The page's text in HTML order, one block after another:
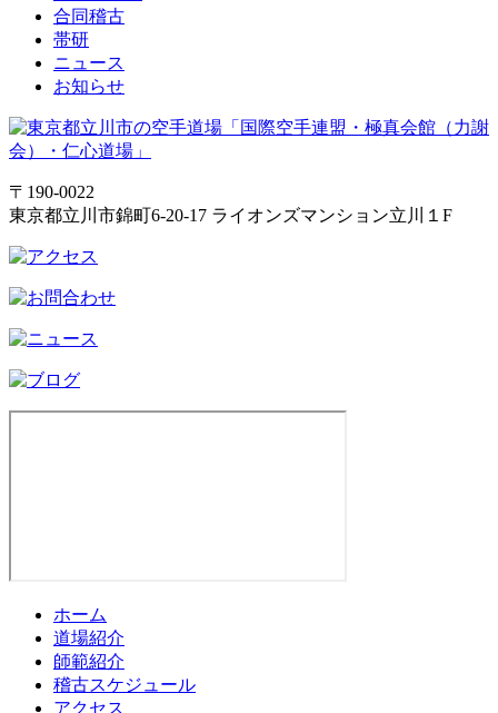
合同稽古
帯研
ニュース
お知らせ
〒190-0022
東京都立川市錦町6-20-17 ライオンズマンション立川１F
ホーム
道場紹介
師範紹介
稽古スケジュール
アクセス